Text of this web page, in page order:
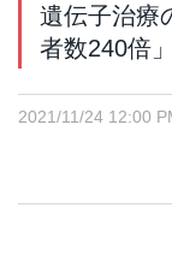
遺伝子治療
者数240倍」
2021/11/24 12:00